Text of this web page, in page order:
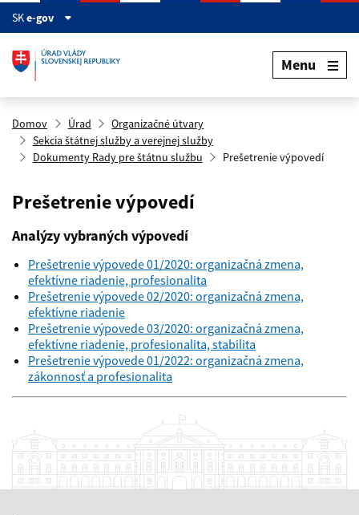
Preskočiť na hlavný obsah
SKe-gov
Menu
Domov Úrad
Organizačné útvary
Sekcia štátnej služby a verejnej služby
Dokumenty Rady pre štátnu službu
Prešetrenie výpovedí
Prešetrenie výpovedí
Analýzy vybraných výpovedí
Prešetrenie výpovede 01/2020: organizačná zmena,
efektívne riadenie, profesionalita
Prešetrenie výpovede 02/2020: organizačná zmena,
efektívne riadenie
Prešetrenie výpovede 03/2020: organizačná zmena,
efektívne riadenie, profesionalita, stabilita
Prešetrenie výpovede 01/2022: organizačná zmena,
zákonnosť a profesionalita